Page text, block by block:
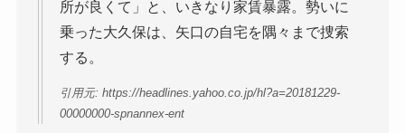
所が良くて」と、いきなり家賃暴露。勢いに
乗った大久保は、矢口の自宅を隅々まで捜索
する。
引用元: https://headlines.yahoo.co.jp/hl?a=20181229-
00000000-spnannex-ent